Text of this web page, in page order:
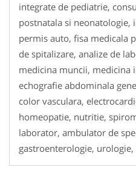
integrate de pediatrie,
postnatala si neonatologie,
permis auto, fisa medicala
de spitalizare, analize de
medicina muncii, medicina
echografie abdominala
color vasculara,
homeopatie, nutritie,
laborator, ambulator de
gastroenterologie,